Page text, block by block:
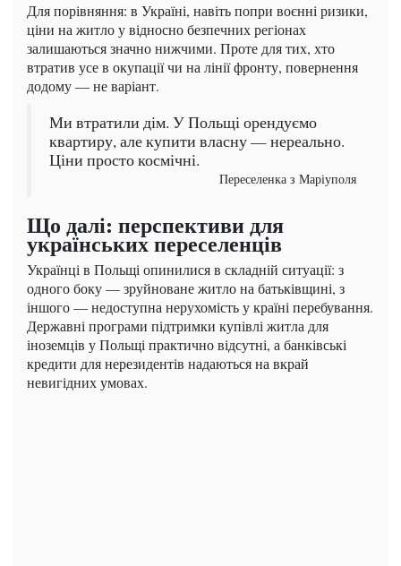
Для порівняння: в Україні, навіть попри воєнні ризики,
ціни на житло у відносно безпечних регіонах
залишаються значно нижчими. Проте для тих, хто
втратив усе в окупації чи на лінії фронту, повернення
додому — не варіант.
Ми втратили дім. У Польщі орендуємо
квартиру, але купити власну — нереально.
Ціни просто космічні.
Переселенка з Маріуполя
Що далі: перспективи для
українських переселенців
Українці в Польщі опинилися в складній ситуації: з
одного боку — зруйноване житло на батьківщині, з
іншого — недоступна нерухомість у країні перебування.
Державні програми підтримки купівлі житла для
іноземців у Польщі практично відсутні, а банківські
кредити для нерезидентів надаються на вкрай
невигідних умовах.